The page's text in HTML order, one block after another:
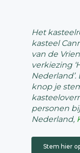
Het
kasteel
van de
verkiezing
knop je
personen
Nederland,
Stem hier